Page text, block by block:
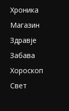
Хроника
Магазин
Здравје
Забава
Хороскоп
Свет